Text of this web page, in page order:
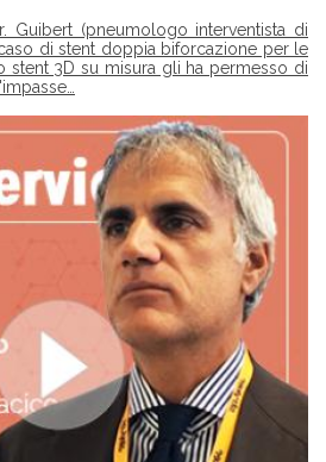
Guibert (pneumologo interventista di
di stent doppia biforcazione per le
stent 3D su misura gli ha permesso di